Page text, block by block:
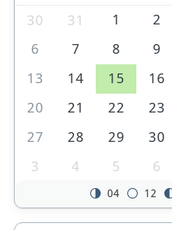
30 31 1 2
6
7 8 9
13
14 15 16
20
21 22 23
27
28 29 30
3
4 5 6
04 12